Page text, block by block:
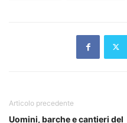
Articolo precedente
Uomini, barche e cantieri del